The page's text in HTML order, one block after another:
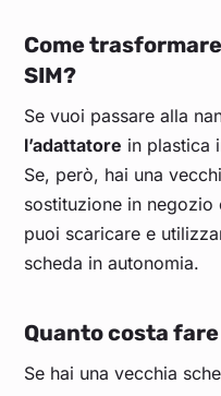
Come
SIM?
Se vuoi passare alla
l’adattatore in plastica
Se, però, hai una
sostituzione in negozio
puoi scaricare e
scheda in autonomia.
Quanto costa fare
Se hai una vecchia